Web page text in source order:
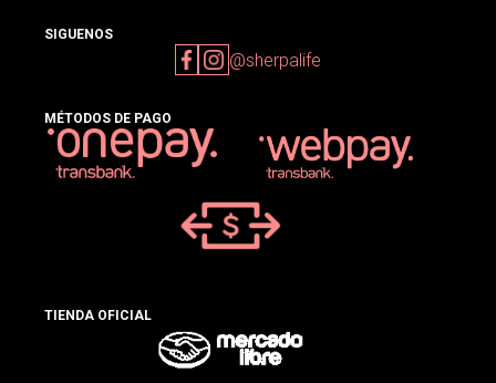
SIGUENOS
@sherpalife
MÉTODOS DE PAGO
TIENDA OFICIAL